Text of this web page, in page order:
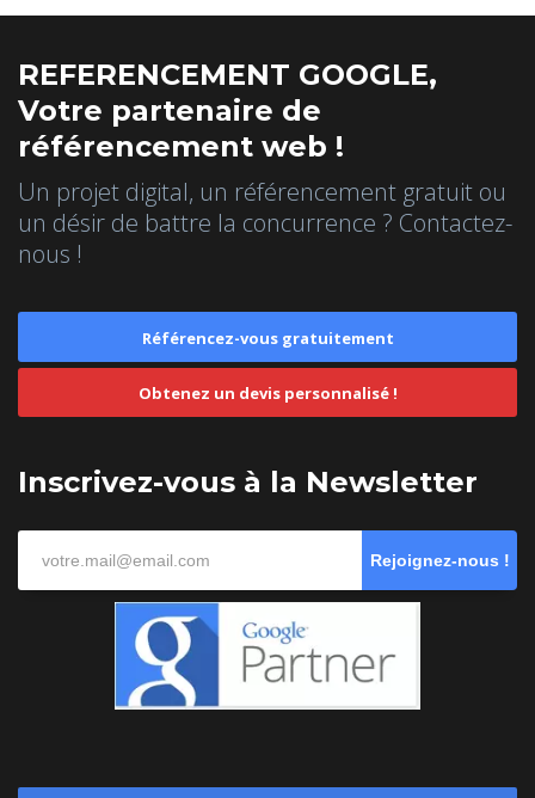
REFERENCEMENT GOOGLE,
Votre partenaire de
référencement web !
Un projet digital, un référencement gratuit ou
un désir de battre la concurrence ? Contactez-
nous !
Référencez-vous gratuitement
Obtenez un devis personnalisé !
Inscrivez-vous à la Newsletter
Rejoignez-nous !